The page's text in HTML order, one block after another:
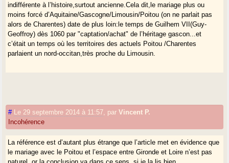
indifférente à l’histoire,surtout ancienne.Cela dit,le mariage plus ou
moins forcé d’Aquitaine/Gascogne/Limousin/Poitou (on ne parlait pas
alors de Charentes) date de plus loin:le temps de Guilhem VII(Guy-
Geoffroy) dès 1060 par "captation/achat" de l’héritage gascon...et
c’était un temps où les territoires des actuels Poitou /Charentes
parlaient un nord-occitan,très proche du Limousin.
# Le 29 septembre 2014 à 11:57 parVincent P.
Incohérence
La référence est d’autant plus étrange que l’article met en évidence que
le mariage avec le Poitou et l’espace entre Gironde et Loire n’est pas